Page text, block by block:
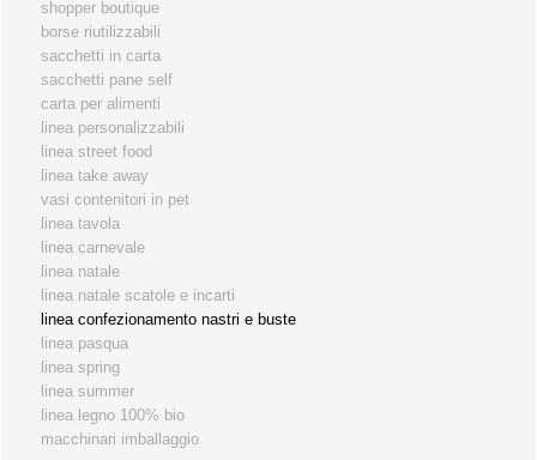
i partners
servizio clienti
fiere
shopper boutique
borse riutilizzabili
sacchetti in carta
sacchetti pane self
carta per alimenti
linea personalizzabili
linea street food
linea take away
vasi contenitori in pet
linea tavola
linea carnevale
linea natale
linea natale scatole e incarti
linea confezionamento nastri e buste
linea pasqua
linea spring
linea summer
linea legno 100% bio
macchinari imballaggio